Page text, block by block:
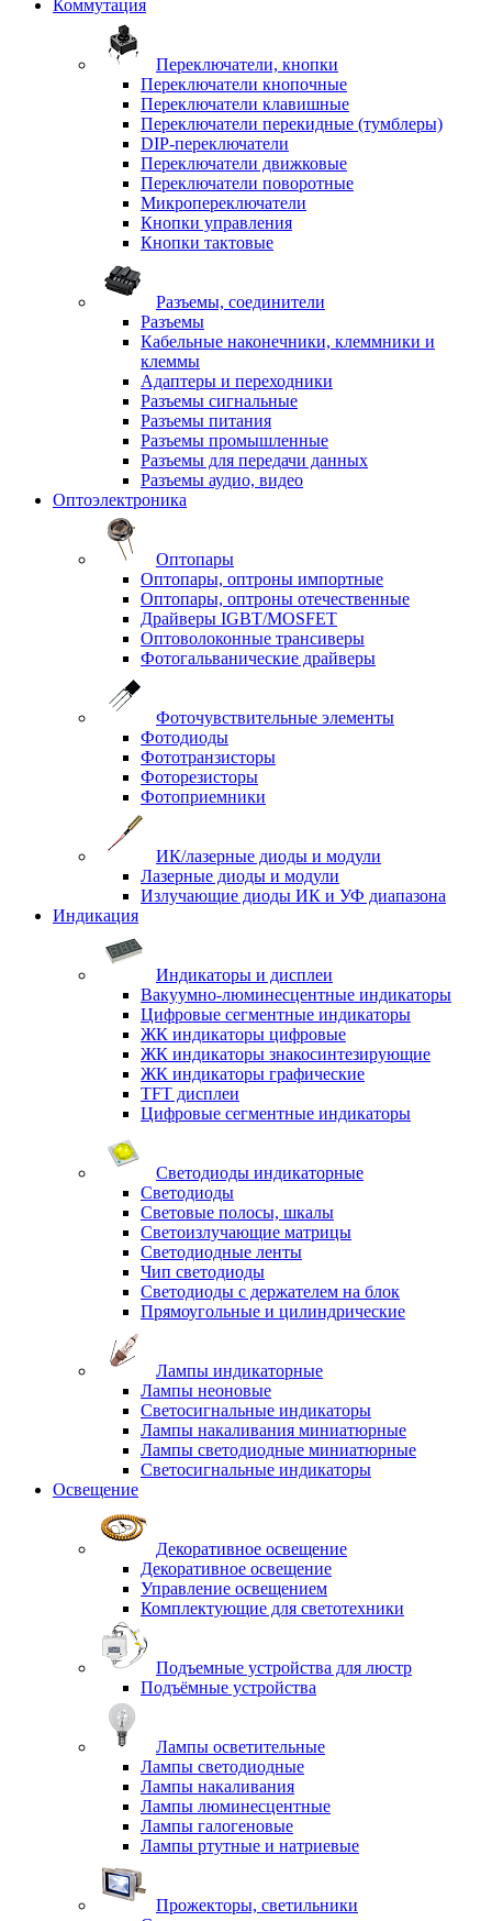
Коммутация
Переключатели, кнопки
Переключатели кнопочные
Переключатели клавишные
Переключатели перекидные (тумблеры)
DIP-переключатели
Переключатели движковые
Переключатели поворотные
Микропереключатели
Кнопки управления
Кнопки тактовые
Разъемы, соединители
Разъемы
Кабельные наконечники, клеммники и
клеммы
Адаптеры и переходники
Разъемы сигнальные
Разъемы питания
Разъемы промышленные
Разъемы для передачи данных
Разъемы аудио, видео
Оптоэлектроника
Оптопары
Оптопары, оптроны импортные
Оптопары, оптроны отечественные
Драйверы IGBT/MOSFET
Оптоволоконные трансиверы
Фотогальванические драйверы
Фоточувствительные элементы
Фотодиоды
Фототранзисторы
Фоторезисторы
Фотоприемники
ИК/лазерные диоды и модули
Лазерные диоды и модули
Излучающие диоды ИК и УФ диапазона
Индикация
Индикаторы и дисплеи
Вакуумно-люминесцентные индикаторы
Цифровые сегментные индикаторы
ЖК индикаторы цифровые
ЖК индикаторы знакосинтезирующие
ЖК индикаторы графические
TFT дисплеи
Цифровые сегментные индикаторы
Светодиоды индикаторные
Светодиоды
Световые полосы, шкалы
Светоизлучающие матрицы
Светодиодные ленты
Чип светодиоды
Светодиоды с держателем на блок
Прямоугольные и цилиндрические
Лампы индикаторные
Лампы неоновые
Светосигнальные индикаторы
Лампы накаливания миниатюрные
Лампы светодиодные миниатюрные
Светосигнальные индикаторы
Освещение
Декоративное освещение
Декоративное освещение
Управление освещением
Комплектующие для светотехники
Подъемные устройства для люстр
Подъёмные устройства
Лампы осветительные
Лампы светодиодные
Лампы накаливания
Лампы люминесцентные
Лампы галогеновые
Лампы ртутные и натриевые
Прожекторы, светильники